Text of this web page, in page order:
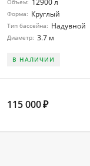
Объем:
Форма: Круглый
Тип бассейна: Надувной
Диаметр: 3.7 м
В НАЛИЧИИ
115 000₽